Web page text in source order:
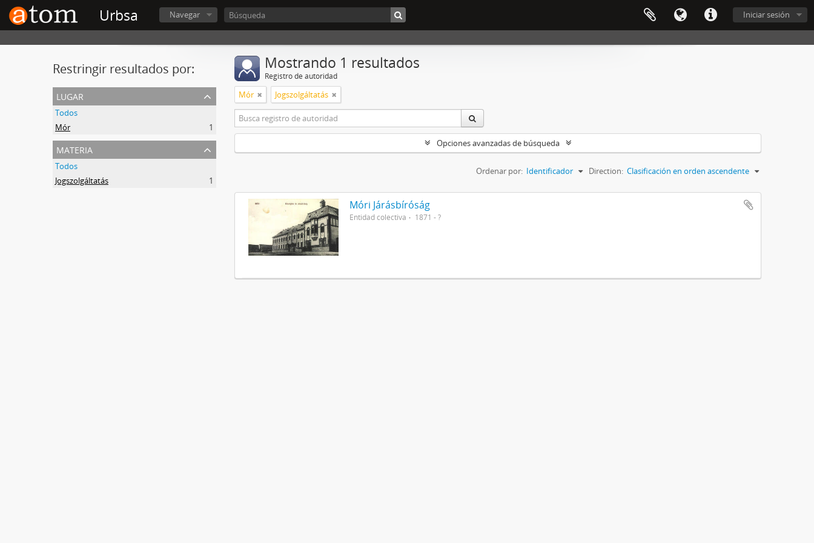
Urbsa Iniciar sesión
Navegar
Restringir resultados por:
lugar
Todos
Mór
1
materia
Todos
Jogszolgáltatás
1
Mostrando 1 resultados
Registro de autoridad
Mór Jogszolgáltatás
Opciones avanzadas de búsqueda
Ordenar por: Identificador Direction: Clasificación en orden ascendente
Móri Járásbíróság
Entidad colectiva 1871 - ?